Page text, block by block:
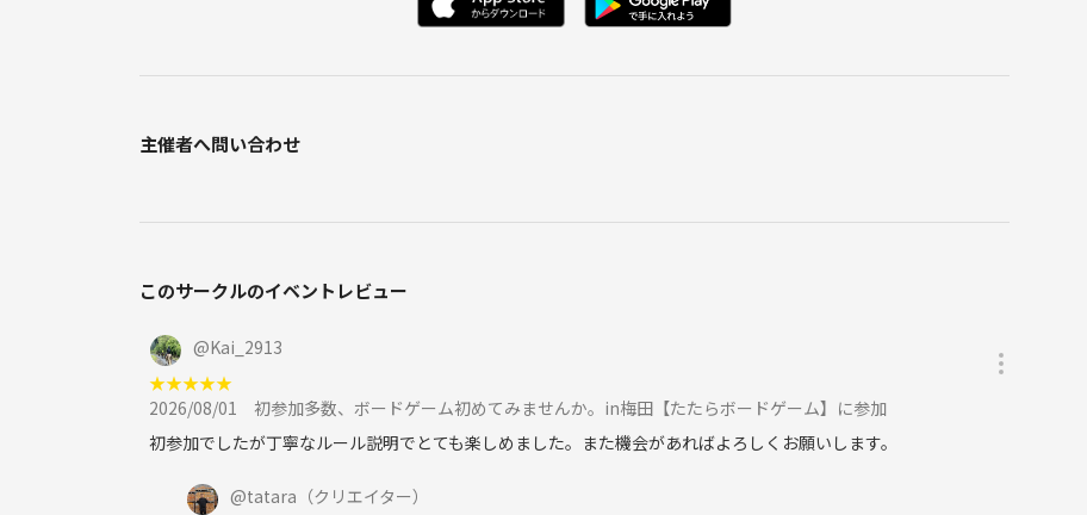
集合場所：現地集合（お申し込み後表示されます。）
集合 12:30（12時15分受付）
※途中参加、途中抜けもokです。
※最初の申し込みにはこれに追加で500円運営手数料が加算されるようです。
■イベント内容
・みんなで集まって、楽しくボードゲームを行っています。
※初めての方でも簡単に楽しめるゲームを中心にご用意しています。
■持ち込み
主催者へ問い合わせ
このサークルのイベントレビュー
@Kai_2913
★★★★★
2026/08/01
初参加多数、ボードゲーム初めてみませんか。in梅田【たたらボードゲーム】に参加
初参加でしたが丁寧なルール説明でとても楽しめました。また機会があればよろしくお願いします。
@tatara （クリエイター）